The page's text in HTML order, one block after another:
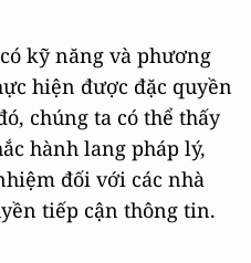
kỹ năng và phương
hiện được đặc quyền
chúng ta có thể thấy
hành lang pháp lý,
đối với các nhà
tiếp cận thông tin.